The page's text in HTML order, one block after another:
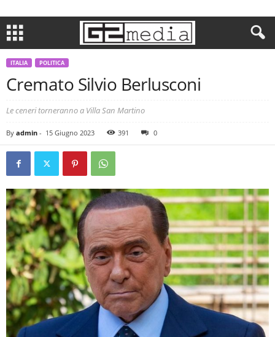
ITALIA POLITICA
Cremato Silvio Berlusconi
Le ceneri torneranno a Villa San Martino
By admin - 15 Giugno 2023 391 0